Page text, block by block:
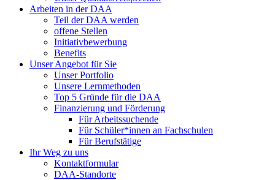
Arbeiten in der DAA
Teil der DAA werden
offene Stellen
Initiativbewerbung
Benefits
Unser Angebot für Sie
Unser Portfolio
Unsere Lernmethoden
Top 5 Gründe für die DAA
Finanzierung und Förderung
Für Arbeitssuchende
Für Schüler*innen an Fachschulen
Für Berufstätige
Ihr Weg zu uns
Kontaktformular
DAA-Standorte